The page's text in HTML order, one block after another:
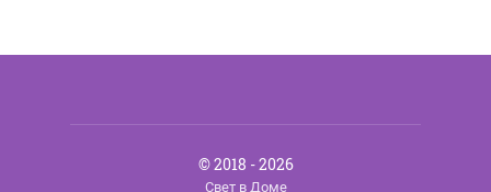
© 2018 - 2026
Свет в Доме